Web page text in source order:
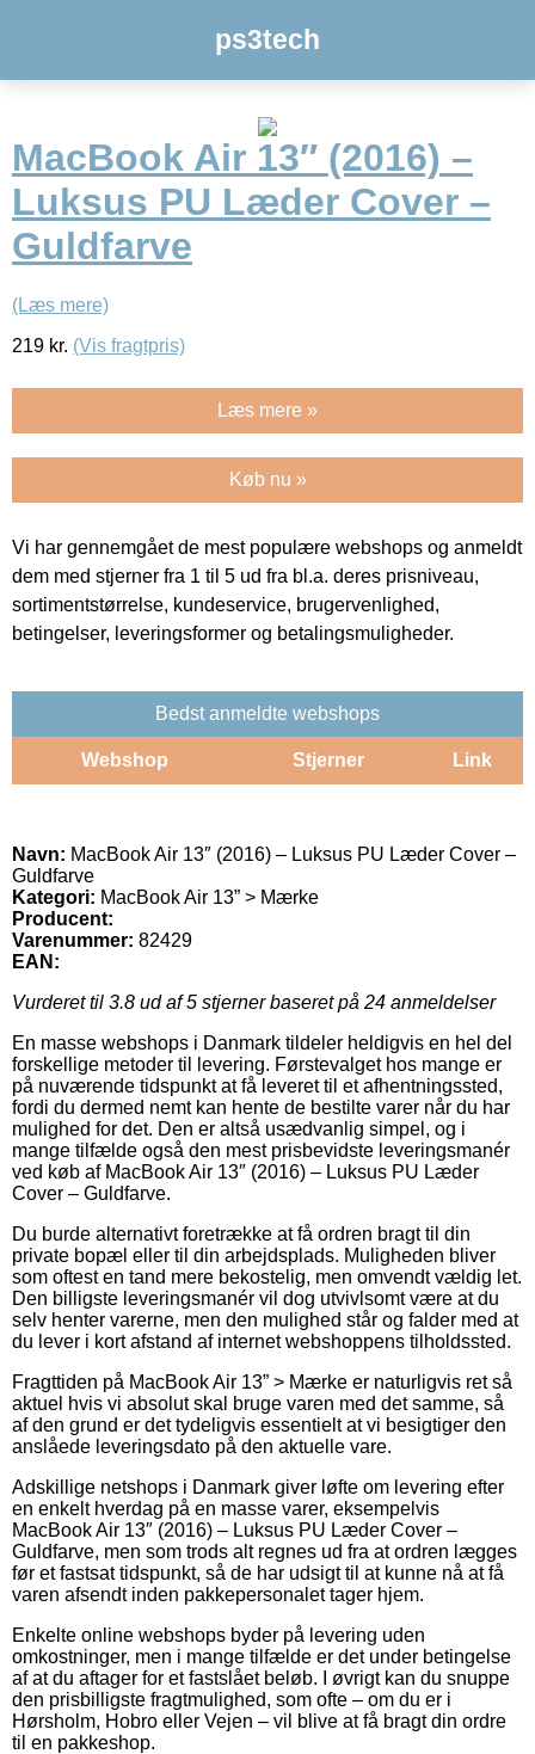
ps3tech
MacBook Air 13″ (2016) –
Luksus PU Læder Cover –
Guldfarve
(Læs mere)
219 kr. (Vis fragtpris)
Læs mere »
Køb nu »
Vi har gennemgået de mest populære webshops og anmeldt
dem med stjerner fra 1 til 5 ud fra bl.a. deres prisniveau,
sortimentstørrelse, kundeservice, brugervenlighed,
betingelser, leveringsformer og betalingsmuligheder.
Bedst anmeldte webshops
Webshop Stjerner Link
Navn: MacBook Air 13″ (2016) – Luksus PU Læder Cover –
Guldfarve
Kategori: MacBook Air 13” > Mærke
Producent:
Varenummer: 82429
EAN:
Vurderet til 3.8 ud af 5 stjerner baseret på 24 anmeldelser
En masse webshops i Danmark tildeler heldigvis en hel del
forskellige metoder til levering. Førstevalget hos mange er
på nuværende tidspunkt at få leveret til et afhentningssted,
fordi du dermed nemt kan hente de bestilte varer når du har
mulighed for det. Den er altså usædvanlig simpel, og i
mange tilfælde også den mest prisbevidste leveringsmanér
ved køb af MacBook Air 13″ (2016) – Luksus PU Læder
Cover – Guldfarve.
Du burde alternativt foretrække at få ordren bragt til din
private bopæl eller til din arbejdsplads. Muligheden bliver
som oftest en tand mere bekostelig, men omvendt vældig let.
Den billigste leveringsmanér vil dog utvivlsomt være at du
selv henter varerne, men den mulighed står og falder med at
du lever i kort afstand af internet webshoppens tilholdssted.
Fragttiden på MacBook Air 13” > Mærke er naturligvis ret så
aktuel hvis vi absolut skal bruge varen med det samme, så
af den grund er det tydeligvis essentielt at vi besigtiger den
anslåede leveringsdato på den aktuelle vare.
Adskillige netshops i Danmark giver løfte om levering efter
en enkelt hverdag på en masse varer, eksempelvis
MacBook Air 13″ (2016) – Luksus PU Læder Cover –
Guldfarve, men som trods alt regnes ud fra at ordren lægges
før et fastsat tidspunkt, så de har udsigt til at kunne nå at få
varen afsendt inden pakkepersonalet tager hjem.
Enkelte online webshops byder på levering uden
omkostninger, men i mange tilfælde er det under betingelse
af at du aftager for et fastslået beløb. I øvrigt kan du snuppe
den prisbilligste fragtmulighed, som ofte – om du er i
Hørsholm, Hobro eller Vejen – vil blive at få bragt din ordre
til en pakkeshop.